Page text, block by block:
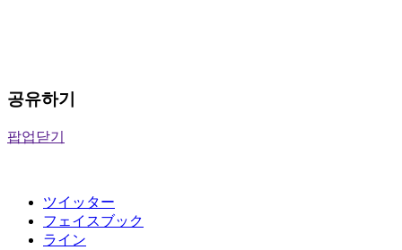
공유하기
팝업닫기
ツイッター
フェイスブック
ライン